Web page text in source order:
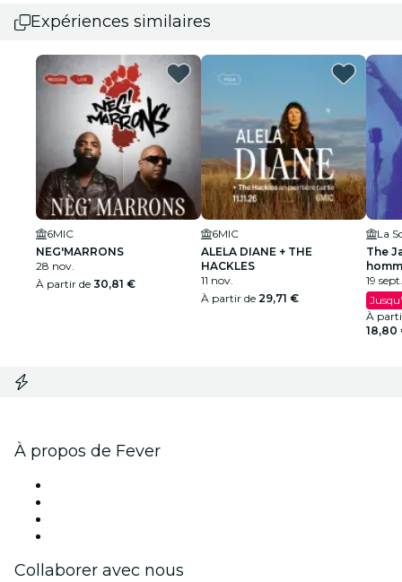
Expériences similaires
6MIC
NEG'MARRONS
28 nov.
À partir de 30,81 €
6MIC
ALELA DIANE + THE
HACKLES
11 nov.
À partir de 29,71 €
La
The
à
19
À
18,80
À propos de Fever
Collaborer avec nous